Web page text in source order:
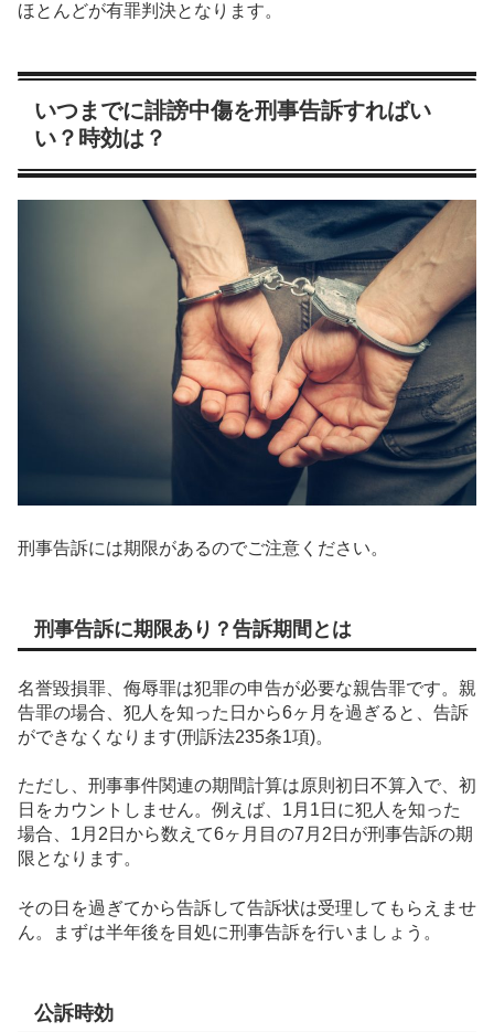
ほとんどが有罪判決となります。
いつまでに誹謗中傷を刑事告訴すればい
い？時効は？
刑事告訴には期限があるのでご注意ください。
刑事告訴に期限あり？告訴期間とは
名誉毀損罪、侮辱罪は犯罪の申告が必要な親告罪です。親
告罪の場合、犯人を知った日から6ヶ月を過ぎると、告訴
ができなくなります(刑訴法235条1項)。
ただし、刑事事件関連の期間計算は原則初日不算入で、初
日をカウントしません。例えば、1月1日に犯人を知った
場合、1月2日から数えて6ヶ月目の7月2日が刑事告訴の期
限となります。
その日を過ぎてから告訴して告訴状は受理してもらえませ
ん。まずは半年後を目処に刑事告訴を行いましょう。
公訴時効